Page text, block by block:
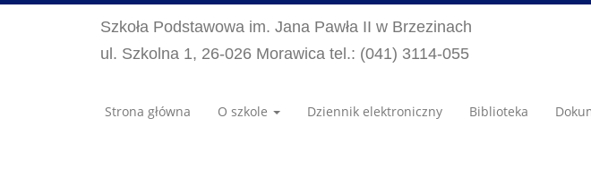
Szkoła Podstawowa im. Jana Pawła II w Brzezinach
ul. Szkolna 1, 26-026 Morawica tel.: (041) 3114-055
Strona główna O szkole Dziennik elektroniczny Biblioteka